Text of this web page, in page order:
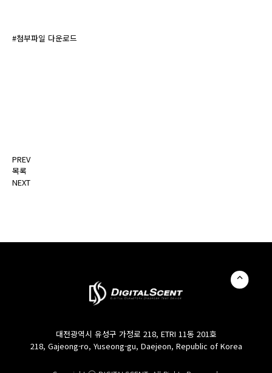
#첨부파일 다운로드
PREV
목록
NEXT
대전광역시 유성구 가정로 218, ETRI 11동 201호
218, Gajeong-ro, Yuseong-gu, Daejeon, Republic of Korea